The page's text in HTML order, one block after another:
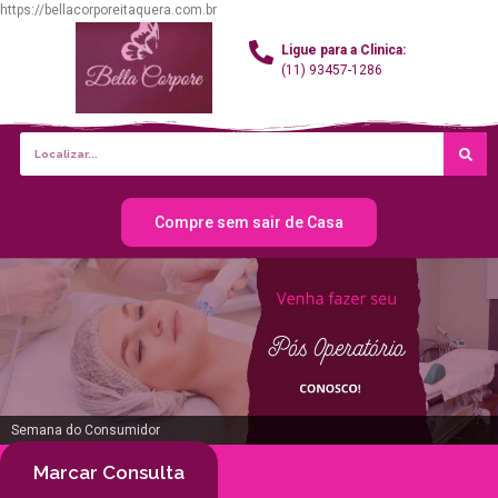
https://bellacorporeitaquera.com.br
Ligue para a Clinica:
(11) 93457-1286
Compre sem sair de Casa
Semana do Consumidor
Marcar Consulta